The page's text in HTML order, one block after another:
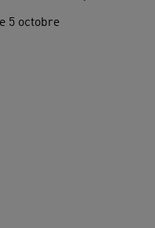
5 octobre